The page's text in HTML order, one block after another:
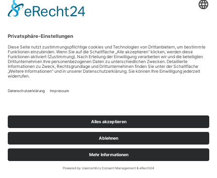
Schulterübungen
Höhenmedizin
Publikationen
Publikationen